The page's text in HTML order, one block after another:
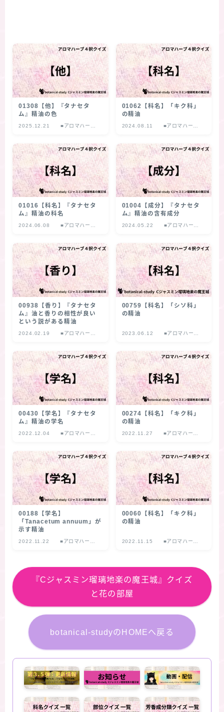
01308【他】『タナセタ
ム』精油の色
2025.12.21
■アロマハーブ
01062【科名】「キク科」
の精油
2024.08.11
■アロマハーブ
01016【科名】『タナセタ
ム』精油の科名
2024.06.08
■アロマハーブ
01004【成分】『タナセタ
ム』精油の含有成分
2024.05.22
■アロマハーブ
00938【香り】『タナセタ
ム』油と香りの相性が良い
という説がある精油
2024.02.19
■アロマハーブ
00759【科名】「シソ科」
の精油
2023.06.12
■アロマハーブ
00430【学名】『タナセタ
ム』精油の学名
2022.12.04
■アロマハーブ
00274【科名】「キク科」
の精油
2022.11.27
■アロマハーブ
00188【学名】
「Tanacetum annuum」が
示す精油
2022.11.22
■アロマハーブ
00060【科名】「キク科」
の精油
2022.11.15
■アロマハーブ
『Cジャスミン瑠璃地楽の魔王城』クイズ
と花の部屋
botanical-studyのHOMEへ戻る